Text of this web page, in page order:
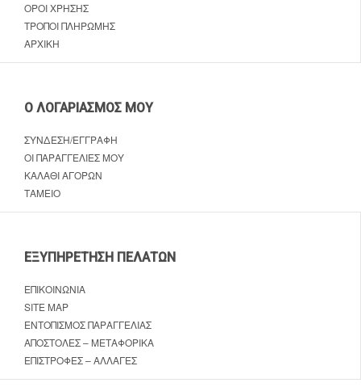
ΌΡΟΙ ΧΡΉΣΗΣ
ΤΡΌΠΟΙ ΠΛΗΡΩΜΉΣ
ΑΡΧΙΚΉ
Ο ΛΟΓΑΡΙΑΣΜΌΣ ΜΟΥ
ΣΎΝΔΕΣΗ/ΕΓΓΡΑΦΉ
ΟΙ ΠΑΡΑΓΓΕΛΊΕΣ ΜΟΥ
ΚΑΛΆΘΙ ΑΓΟΡΏΝ
ΤΑΜΕΊΟ
ΕΞΥΠΗΡΈΤΗΣΗ ΠΕΛΑΤΏΝ
ΕΠΙΚΟΙΝΩΝΊΑ
SITE MAP
ΕΝΤΟΠΙΣΜΌΣ ΠΑΡΑΓΓΕΛΊΑΣ
ΑΠΟΣΤΟΛΈΣ – ΜΕΤΑΦΟΡΙΚΆ
ΕΠΙΣΤΡΟΦΈΣ – ΑΛΛΑΓΈΣ